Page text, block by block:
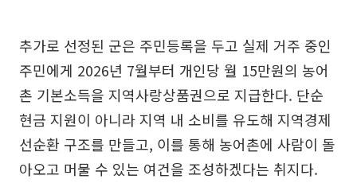
추가로 선정된 군은 주민등록을 두고 실제 거주 중인
주민에게 2026년 7월부터 개인당 월 15만원의 농어
촌 기본소득을 지역사랑상품권으로 지급한다. 단순
현금 지원이 아니라 지역 내 소비를 유도해 지역경제
선순환 구조를 만들고, 이를 통해 농어촌에 사람이 돌
아오고 머물 수 있는 여건을 조성하겠다는 취지다.